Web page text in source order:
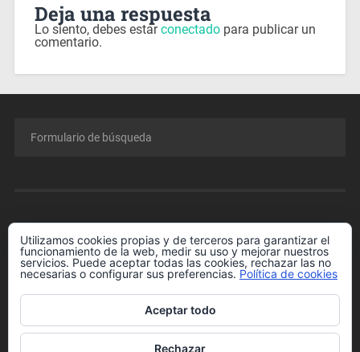
Deja una respuesta
Lo siento, debes estarconectadopara publicar un
comentario.
Conferencia GRATIS para Padres y Madres.
Enlaces de Interés
Más información sobre las cookies
Política de cookies
Utilizamos cookies propias y de terceros para garantizar el
funcionamiento de la web, medir su uso y mejorar nuestros
servicios. Puede aceptar todas las cookies, rechazar las no
necesarias o configurar sus preferencias. Política de cookies
Aceptar todo
Rechazar